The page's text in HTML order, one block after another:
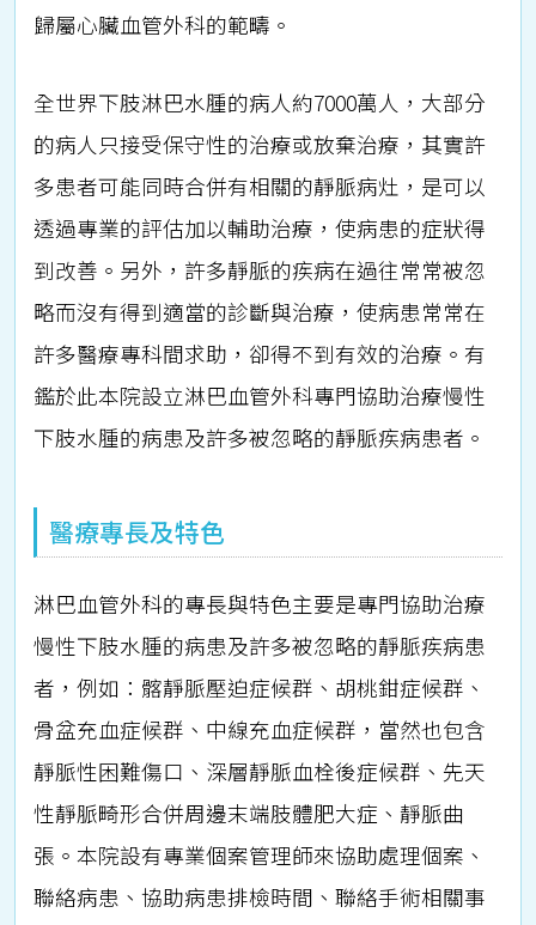
歸屬心臟血管外科的範疇。
全世界下肢淋巴水腫的病人約7000萬人，大部分
的病人只接受保守性的治療或放棄治療，其實許
多患者可能同時合併有相關的靜脈病灶，是可以
透過專業的評估加以輔助治療，使病患的症狀得
到改善。另外，許多靜脈的疾病在過往常常被忽
略而沒有得到適當的診斷與治療，使病患常常在
許多醫療專科間求助，卻得不到有效的治療。有
鑑於此本院設立淋巴血管外科專門協助治療慢性
下肢水腫的病患及許多被忽略的靜脈疾病患者。
醫療專長及特色
淋巴血管外科的專長與特色主要是專門協助治療
慢性下肢水腫的病患及許多被忽略的靜脈疾病患
者，例如：髂靜脈壓迫症候群、胡桃鉗症候群、
骨盆充血症候群、中線充血症候群，當然也包含
靜脈性困難傷口、深層靜脈血栓後症候群、先天
性靜脈畸形合併周邊末端肢體肥大症、靜脈曲
張。本院設有專業個案管理師來協助處理個案、
聯絡病患、協助病患排檢時間、聯絡手術相關事